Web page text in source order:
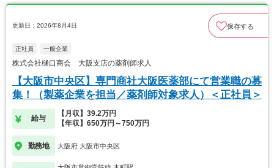
更新日：2026年8月4日 保存する
正社員 一般企業
株式会社樋口商会 大阪支店の薬剤師求人
【大阪市中央区】専門商社大阪医薬部にて営業職の募
集！（製薬企業を担当／薬剤師対象求人）＜正社員＞
給与
【月収】39.2万円
【年収】650万円～750万円
勤務地 大阪府 大阪市中央区